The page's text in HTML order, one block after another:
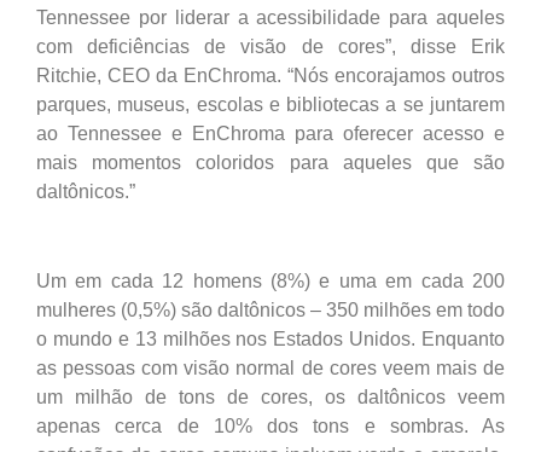
Tennessee por liderar a acessibilidade para aqueles
com deficiências de visão de cores”, disse Erik
Ritchie, CEO da EnChroma. “Nós encorajamos outros
parques, museus, escolas e bibliotecas a se juntarem
ao Tennessee e EnChroma para oferecer acesso e
mais momentos coloridos para aqueles que são
daltônicos.”
Um em cada 12 homens (8%) e uma em cada 200
mulheres (0,5%) são daltônicos – 350 milhões em todo
o mundo e 13 milhões nos Estados Unidos. Enquanto
as pessoas com visão normal de cores veem mais de
um milhão de tons de cores, os daltônicos veem
apenas cerca de 10% dos tons e sombras. As